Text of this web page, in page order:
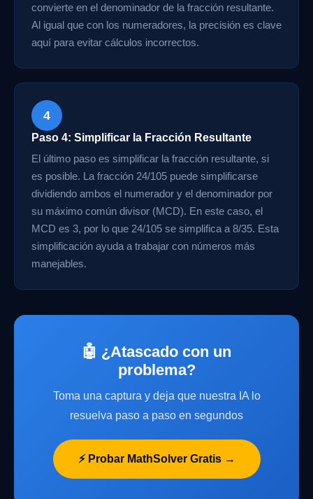
convierte en el denominador de la fracción resultante.
Al igual que con los numeradores, la precisión es clave
aquí para evitar cálculos incorrectos.
4
Paso 4: Simplificar la Fracción Resultante
El último paso es simplificar la fracción resultante, si
es posible. La fracción 24/105 puede simplificarse
dividiendo ambos el numerador y el denominador por
su máximo común divisor (MCD). En este caso, el
MCD es 3, por lo que 24/105 se simplifica a 8/35. Esta
simplificación ayuda a trabajar con números más
manejables.
🤖 ¿Atascado con un
problema?
Toma una captura y deja que nuestra IA lo
resuelva paso a paso en segundos
⚡ Probar MathSolver Gratis →